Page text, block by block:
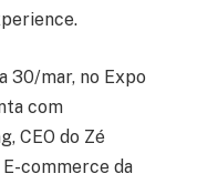
30/mar, no Expo
com
CEO do Zé
commerce da